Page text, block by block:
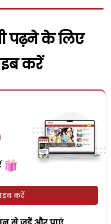
पढ़ने के लिए
करें
करें